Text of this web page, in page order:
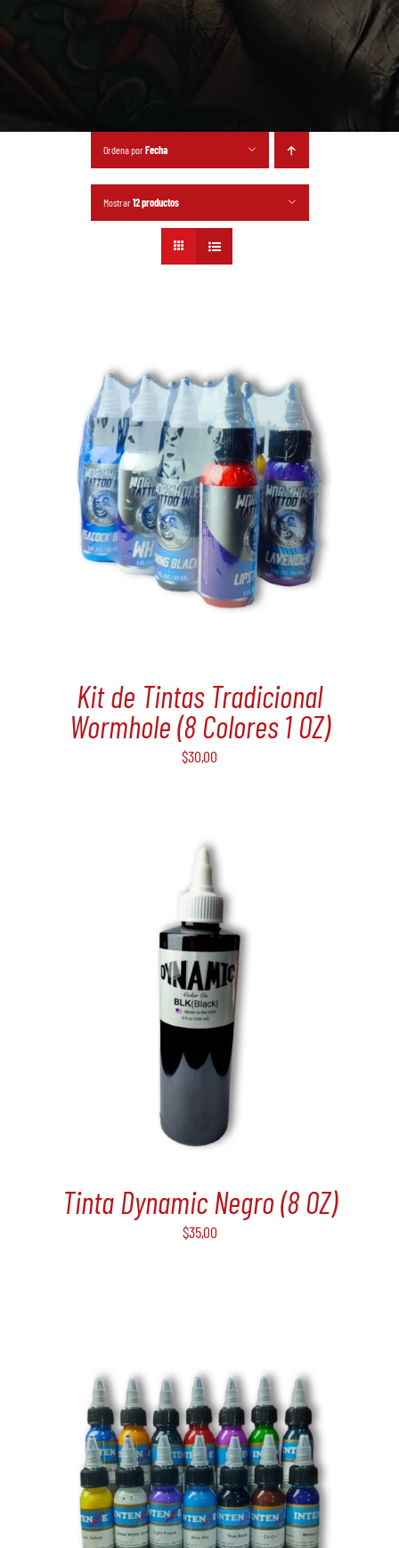
Ordena porFecha
Mostrar12 productos
Kit de Tintas Tradicional
Wormhole (8 Colores 1 OZ)
$30,00
Tinta Dynamic Negro (8 OZ)
$35,00